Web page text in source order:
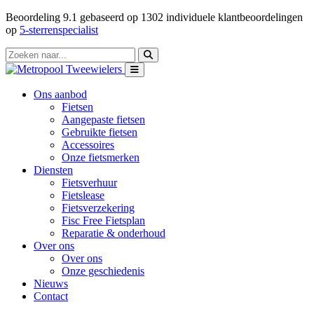
Beoordeling 9.1 gebaseerd op 1302 individuele klantbeoordelingen
op 5-sterrenspecialist
Ons aanbod
Fietsen
Aangepaste fietsen
Gebruikte fietsen
Accessoires
Onze fietsmerken
Diensten
Fietsverhuur
Fietslease
Fietsverzekering
Fisc Free Fietsplan
Reparatie & onderhoud
Over ons
Over ons
Onze geschiedenis
Nieuws
Contact